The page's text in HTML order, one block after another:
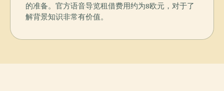
的准备。官方语音导览租借费用约为8欧元，对于了
解背景知识非常有价值。